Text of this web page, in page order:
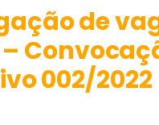
de
002/2022